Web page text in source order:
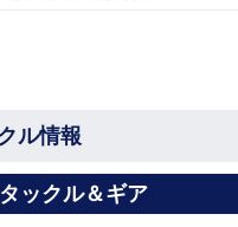
ル情報
ックル＆ギア